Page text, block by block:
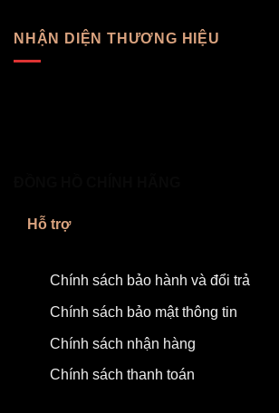
NHẬN DIỆN THƯƠNG HIỆU
Hỗ trợ
Chính sách bảo hành và đổi trả
Chính sách bảo mật thông tin
Chính sách nhận hàng
Chính sách thanh toán